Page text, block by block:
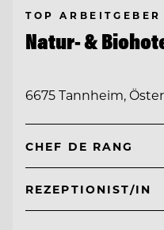
TOP ARBEITGEBER
Natur- &
6675 Tannheim,
CHEF DE RANG
REZEPTIONIST/IN